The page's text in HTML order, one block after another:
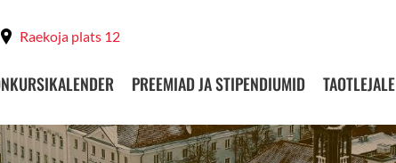
Raekoja plats 12
PREEMIAD JA STIPENDIUMID TAOTLEJALE